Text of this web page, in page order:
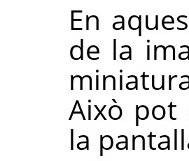
En
de la
Això pot
la